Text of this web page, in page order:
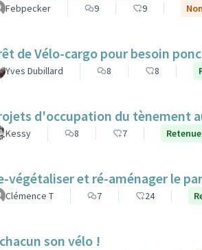
Febpecker 9 9
de Vélo-cargo pour besoin
Yves Dubillard 8 8
d'occupation du tènement
Kessy 8 7
végétaliser et ré-aménager le
Clémence T 7 24
son vélo !